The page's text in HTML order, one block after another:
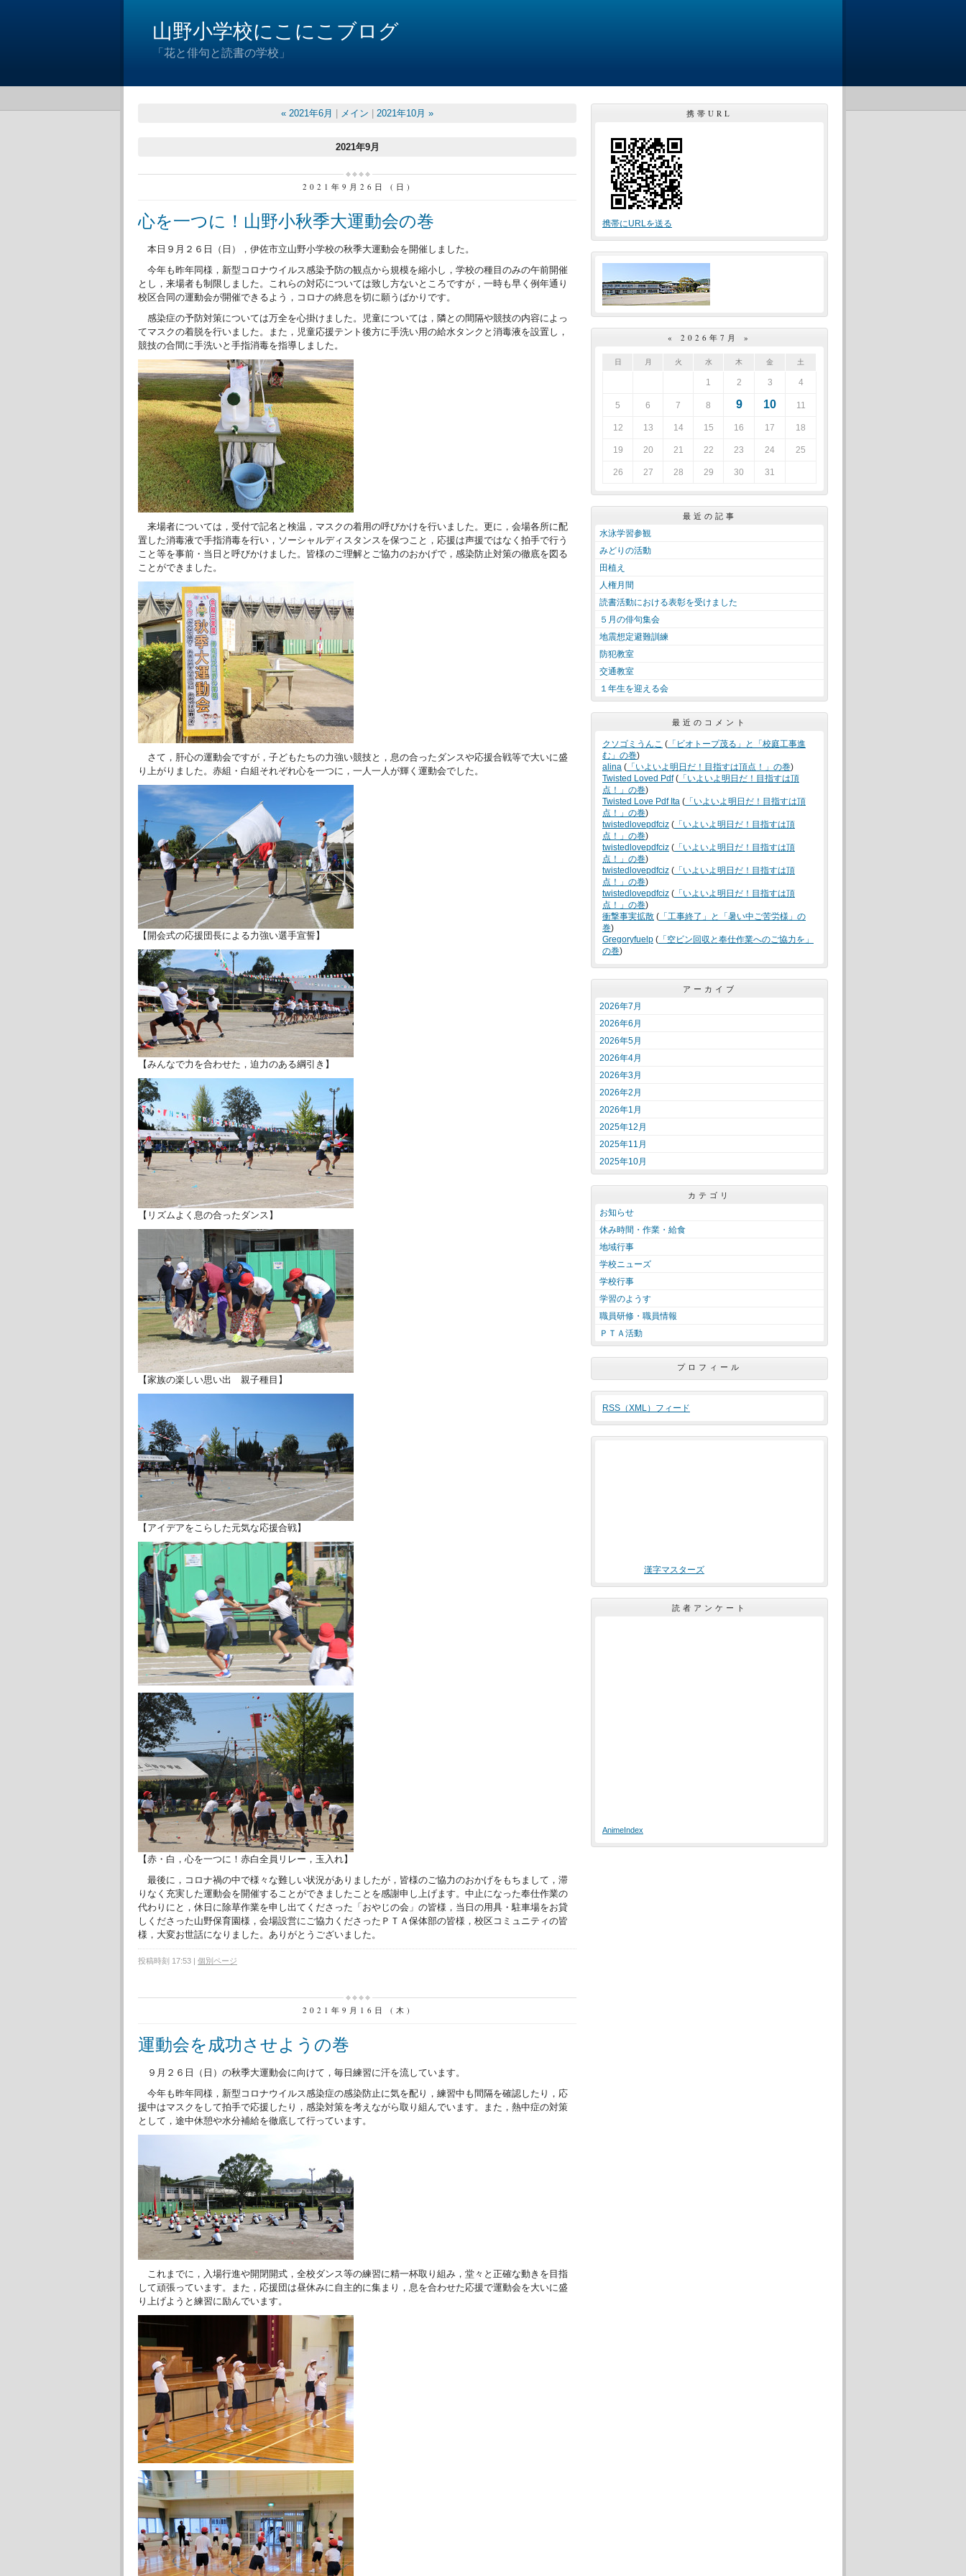
山野小学校にこにこブログ
「花と俳句と読書の学校」
« 2021年6月 メイン 2021年10月 »
2021年9月
2021年9月26日 (日)
心を一つに！山野小秋季大運動会の巻
本日９月２６日（日），伊佐市立山野小学校の秋季大運動会を開催しました。
今年も昨年同様，新型コロナウイルス感染予防の観点から規模を縮小し，学校の種目のみの午前開催
とし，来場者も制限しました。これらの対応については致し方ないところですが，一時も早く例年通り
校区合同の運動会が開催できるよう，コロナの終息を切に願うばかりです。
感染症の予防対策については万全を心掛けました。児童については，隣との間隔や競技の内容によっ
てマスクの着脱を行いました。また，児童応援テント後方に手洗い用の給水タンクと消毒液を設置し，
競技の合間に手洗いと手指消毒を指導しました。
来場者については，受付で記名と検温，マスクの着用の呼びかけを行いました。更に，会場各所に配
置した消毒液で手指消毒を行い，ソーシャルディスタンスを保つこと，応援は声援ではなく拍手で行う
こと等を事前・当日と呼びかけました。皆様のご理解とご協力のおかげで，感染防止対策の徹底を図る
ことができました。
さて，肝心の運動会ですが，子どもたちの力強い競技と，息の合ったダンスや応援合戦等で大いに盛
り上がりました。赤組・白組それぞれ心を一つに，一人一人が輝く運動会でした。
【開会式の応援団長による力強い選手宣誓】
【みんなで力を合わせた，迫力のある綱引き】
【リズムよく息の合ったダンス】
【家族の楽しい思い出 親子種目】
【アイデアをこらした元気な応援合戦】
【赤・白，心を一つに！赤白全員リレー，玉入れ】
最後に，コロナ禍の中で様々な難しい状況がありましたが，皆様のご協力のおかげをもちまして，滞
りなく充実した運動会を開催することができましたことを感謝申し上げます。中止になった奉仕作業の
代わりにと，休日に除草作業を申し出てくださった「おやじの会」の皆様，当日の用具・駐車場をお貸
しくださった山野保育園様，会場設営にご協力くださったＰＴＡ保体部の皆様，校区コミュニティの皆
様，大変お世話になりました。ありがとうございました。
投稿時刻 17:53 | 個別ページ
2021年9月16日 (木)
運動会を成功させようの巻
９月２６日（日）の秋季大運動会に向けて，毎日練習に汗を流しています。
今年も昨年同様，新型コロナウイルス感染症の感染防止に気を配り，練習中も間隔を確認したり，応
援中はマスクをして拍手で応援したり，感染対策を考えながら取り組んでいます。また，熱中症の対策
として，途中休憩や水分補給を徹底して行っています。
これまでに，入場行進や開閉開式，全校ダンス等の練習に精一杯取り組み，堂々と正確な動きを目指
して頑張っています。また，応援団は昼休みに自主的に集まり，息を合わせた応援で運動会を大いに盛
り上げようと練習に励んでいます。
携帯URL
携帯にURLを送る
« 2026年7月 »
日 月 火 水 木 金 土
1 2 3 4
5 6 7 8 9 10 11
12 13 14 15 16 17 18
19 20 21 22 23 24 25
26 27 28 29 30 31
最近の記事
水泳学習参観
みどりの活動
田植え
人権月間
読書活動における表彰を受けました
５月の俳句集会
地震想定避難訓練
防犯教室
交通教室
１年生を迎える会
最近のコメント
クソゴミうんこ ( 「ビオトープ茂る」と「校庭工事進
む」の巻)
alina ( 「いよいよ明日だ！目指すは頂点！」の巻)
Twisted Loved Pdf( 「いよいよ明日だ！目指すは頂
点！」の巻)
Twisted Love Pdf Ita ( 「いよいよ明日だ！目指すは頂
点！」の巻)
twistedlovepdfciz ( 「いよいよ明日だ！目指すは頂
点！」の巻)
twistedlovepdfciz ( 「いよいよ明日だ！目指すは頂
点！」の巻)
twistedlovepdfciz ( 「いよいよ明日だ！目指すは頂
点！」の巻)
twistedlovepdfciz ( 「いよいよ明日だ！目指すは頂
点！」の巻)
衝撃事実拡散 ( 「工事終了」と「暑い中ご苦労様」の
巻)
Gregoryfuelp ( 「空ビン回収と奉仕作業へのご協力を」
の巻)
アーカイブ
2026年7月
2026年6月
2026年5月
2026年4月
2026年3月
2026年2月
2026年1月
2025年12月
2025年11月
2025年10月
カテゴリ
お知らせ
休み時間・作業・給食
地域行事
学校ニューズ
学校行事
学習のようす
職員研修・職員情報
ＰＴＡ活動
プロフィール
RSS（XML）フィード
漢字マスターズ
読者アンケート
AnimeIndex